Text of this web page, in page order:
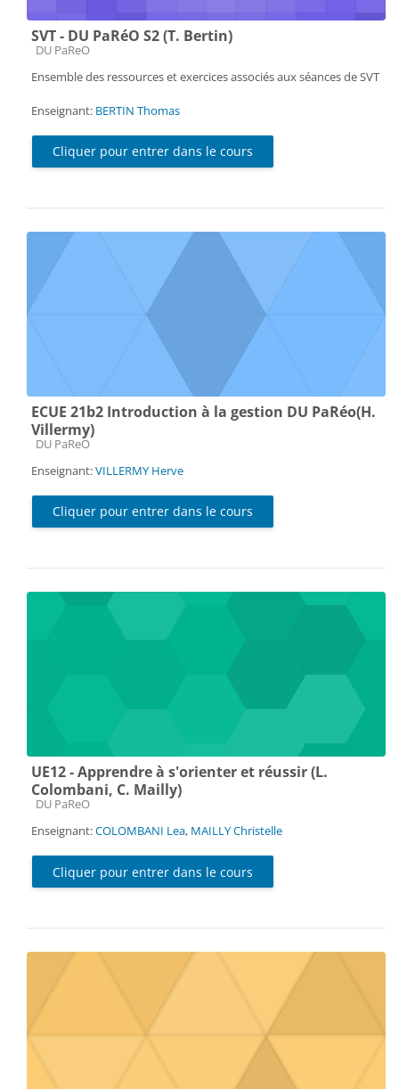
SVT - DU PaRéO S2 (T. Bertin)
Catégorie de cours
DU PaReO
Ensemble des ressources et exercices associés aux séances de SVT
Enseignant: BERTIN Thomas
Cliquer pour entrer dans le cours
ECUE 21b2 Introduction à la gestion DU PaRéo(H.
Villermy)
Catégorie de cours
DU PaReO
Enseignant:VILLERMY Herve
Cliquer pour entrer dans le cours
UE12 - Apprendre à s'orienter et réussir (L.
Colombani, C. Mailly)
Catégorie de cours
DU PaReO
Enseignant:COLOMBANI Lea, MAILLY Christelle
Cliquer pour entrer dans le cours